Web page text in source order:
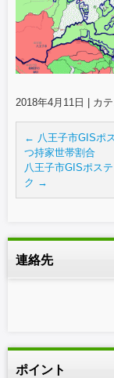
2018年4月11日 カ
← 八王子市GISポ
つ持家世帯割合
八王子市GISポス
ク →
連絡先
ポイント